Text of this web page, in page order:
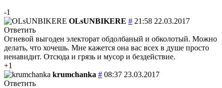
-1
OLsUNBIKERE # 21:58 22.03.2017
Ответить
Огневой выгоден электорат обдолбаный и обколотый. Можно
делать, что хочешь. Мне кажется она вас всех в душе просто
ненавидит. Отсюда и грязь и мусор и бездействие.
+1
krumchanka # 08:37 23.03.2017
Ответить